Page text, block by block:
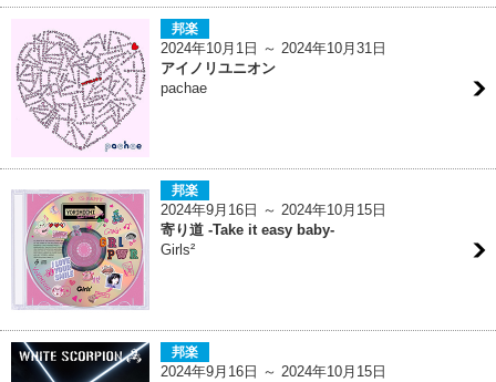
邦楽
2024年10月1日 ～ 2024年10月31日
アイノリユニオン
pachae
邦楽
2024年9月16日 ～ 2024年10月15日
寄り道 -Take it easy baby-
Girls²
邦楽
2024年9月16日 ～ 2024年10月15日